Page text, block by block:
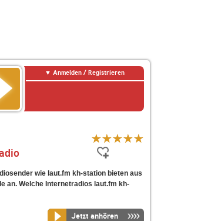
Anmelden / Registrieren
wie laut.fm kh-station bieten aus
an. Welche Internetradios laut.fm kh-
Jetzt anhören